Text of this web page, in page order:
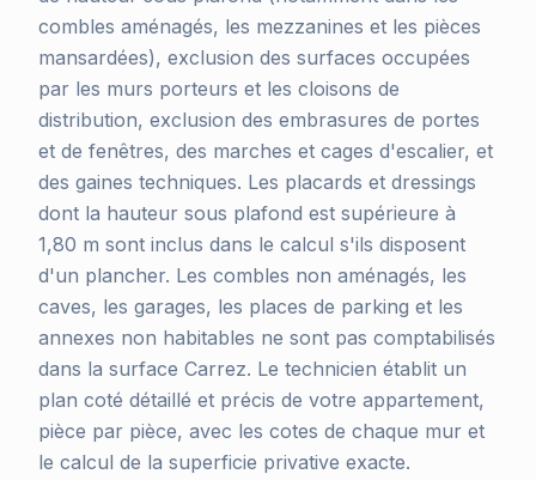
combles aménagés, les mezzanines et les pièces
mansardées), exclusion des surfaces occupées
par les murs porteurs et les cloisons de
distribution, exclusion des embrasures de portes
et de fenêtres, des marches et cages d'escalier, et
des gaines techniques. Les placards et dressings
dont la hauteur sous plafond est supérieure à
1,80 m sont inclus dans le calcul s'ils disposent
d'un plancher. Les combles non aménagés, les
caves, les garages, les places de parking et les
annexes non habitables ne sont pas comptabilisés
dans la surface Carrez. Le technicien établit un
plan coté détaillé et précis de votre appartement,
pièce par pièce, avec les cotes de chaque mur et
le calcul de la superficie privative exacte.